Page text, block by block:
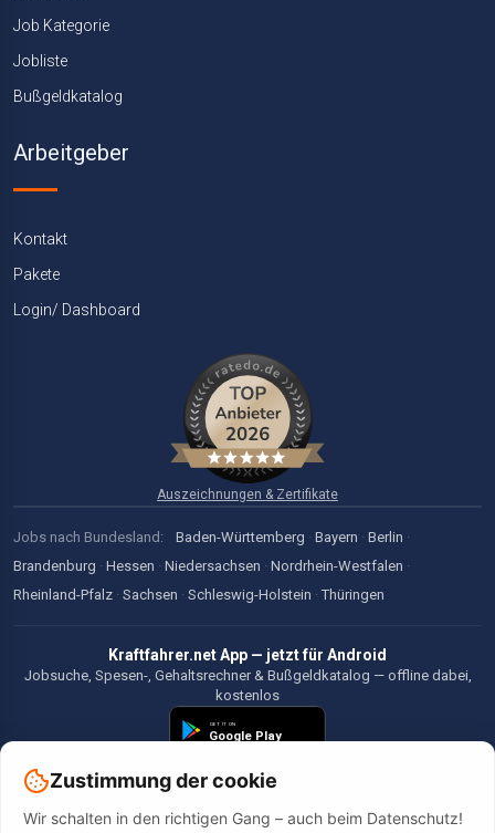
Job Kategorie
Jobliste
Bußgeldkatalog
Arbeitgeber
Kontakt
Pakete
Login/ Dashboard
Auszeichnungen & Zertifikate
Jobs nach Bundesland: Baden-Württemberg · Bayern · Berlin ·
Brandenburg · Hessen · Niedersachsen · Nordrhein-Westfalen ·
Rheinland-Pfalz · Sachsen · Schleswig-Holstein · Thüringen
Kraftfahrer.net App — jetzt für Android
Jobsuche, Spesen-, Gehaltsrechner & Bußgeldkatalog — offline dabei,
kostenlos
©2026 Kraftfahrer.net. Alle Rechte vorbehalten.
Zustimmung der cookie
Wir schalten in den richtigen Gang – auch beim Datenschutz!